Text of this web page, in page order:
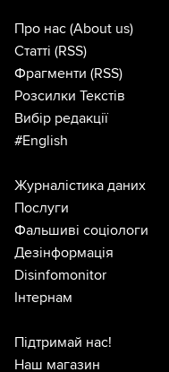
Про нас (About us)
Статті (RSS)
Фрагменти (RSS)
Розсилки Текстів
Вибір редакції
#English
Журналістика даних
Послуги
Фальшиві соціологи
Дезінформація
Disinfomonitor
Інтернам
Підтримай нас!
Наш магазин